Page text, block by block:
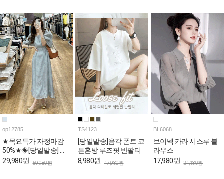
op12785
★목요특가 자정마감
50%★◈[당일발송] 스
퀘어넥 스카이 퍼프 롱
29,980원 59,980원
TS4123
[당일발송]음각 폰트 코
튼혼방 루즈핏 반팔티
8,980원 17,980원
BL6068
브이넥 카라 시스루 블
라우스
17,980원 21,180원